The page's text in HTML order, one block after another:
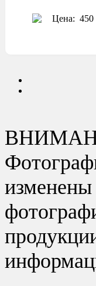
Цена: 450
изменены